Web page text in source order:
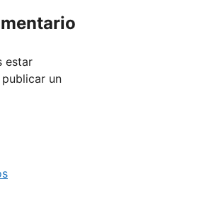
estar
un